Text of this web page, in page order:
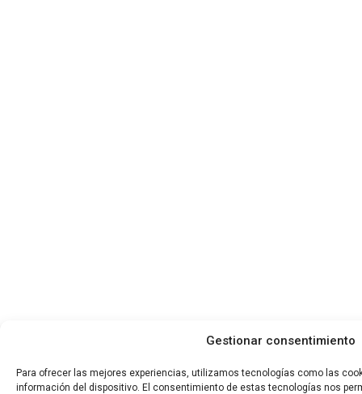
Gestionar consentimiento
Para ofrecer las mejores experiencias, utilizamos tecnologías como las
información del dispositivo. El consentimiento de estas tecnologías nos